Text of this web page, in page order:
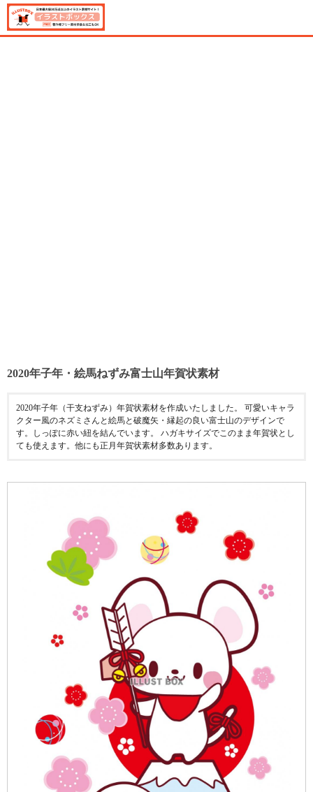
2020年子年・絵馬ねずみ富士山年賀状素材
2020年子年（干支ねずみ）年賀状素材を作成いたしました。 可愛いキャラ
クター風のネズミさんと絵馬と破魔矢・縁起の良い富士山のデザインで
す。しっぽに赤い紐を結んでいます。 ハガキサイズでこのまま年賀状とし
ても使えます。他にも正月年賀状素材多数あります。